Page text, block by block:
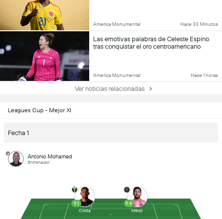
America Monumental Hace 33 Minutos
Las emotivas palabras de Celeste Espino
tras conquistar el oro centroamericano
America Monumental Hace 1 horas
Ver noticias relacionadas
Leagues Cup - Mejor XI
Fecha 1
Antonio Mohamed
Entrenador
9.1
Costa
9.4
Messi